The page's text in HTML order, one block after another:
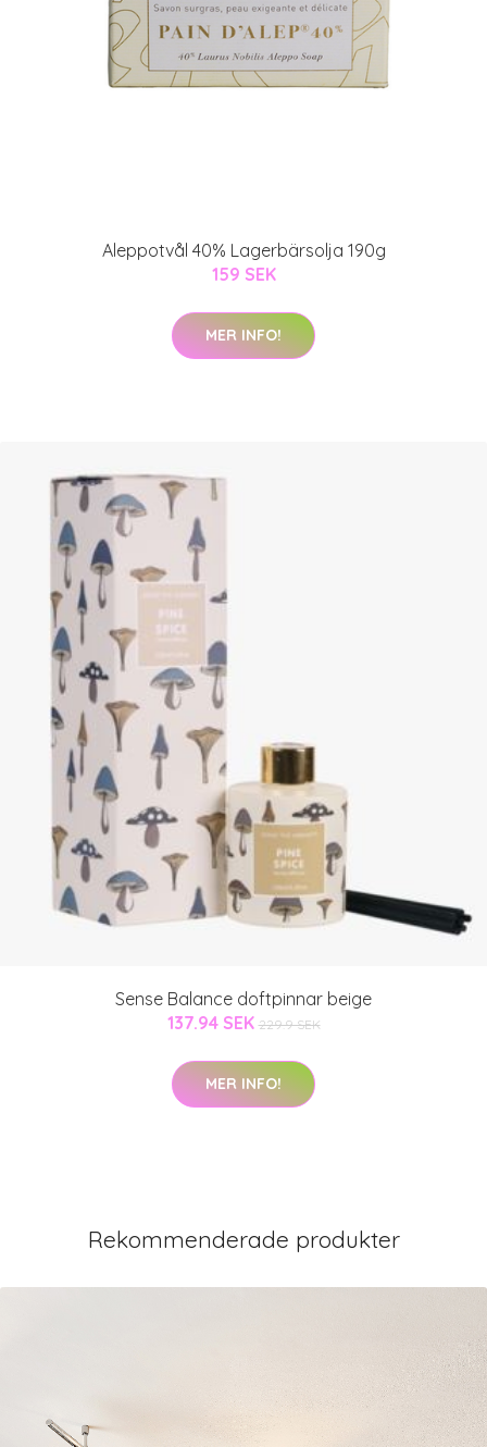
Aleppotvål 40% Lagerbärsolja 190g
159 SEK
MER INFO!
Sense Balance doftpinnar beige
137.94 SEK 229.9 SEK
MER INFO!
Rekommenderade produkter